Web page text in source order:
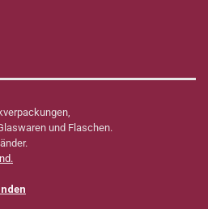
und Flaschen.